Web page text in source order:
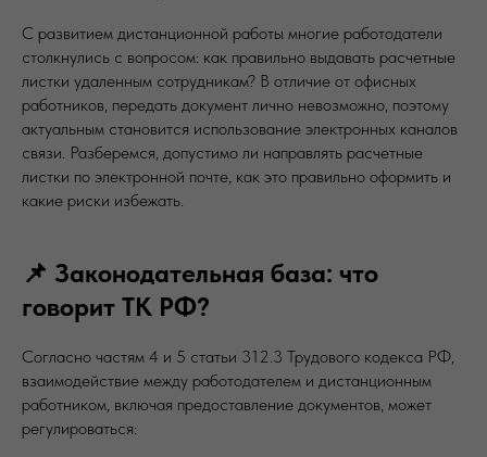
С развитием дистанционной работы многие работодатели
столкнулись с вопросом: как правильно выдавать расчетные
листки удаленным сотрудникам? В отличие от офисных
работников, передать документ лично невозможно, поэтому
актуальным становится использование электронных каналов
связи. Разберемся, допустимо ли направлять расчетные
листки по электронной почте, как это правильно оформить и
какие риски избежать.
📌 Законодательная база: что
говорит ТК РФ?
Согласно частям 4 и 5 статьи 312.3 Трудового кодекса РФ,
взаимодействие между работодателем и дистанционным
работником, включая предоставление документов, может
регулироваться: